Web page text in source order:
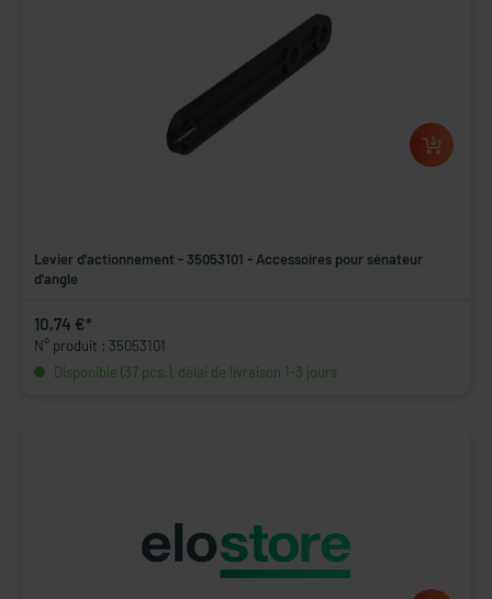
Levier d'actionnement - 35053101 - Accessoires pour sénateur
d'angle
10,74 €*
N° produit : 35053101
Disponible (37 pcs.), délai de livraison 1-3 jours